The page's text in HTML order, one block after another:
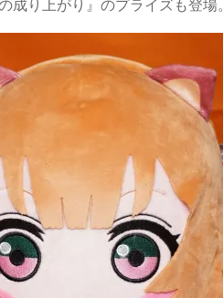
り上がり』のプライズも登場。